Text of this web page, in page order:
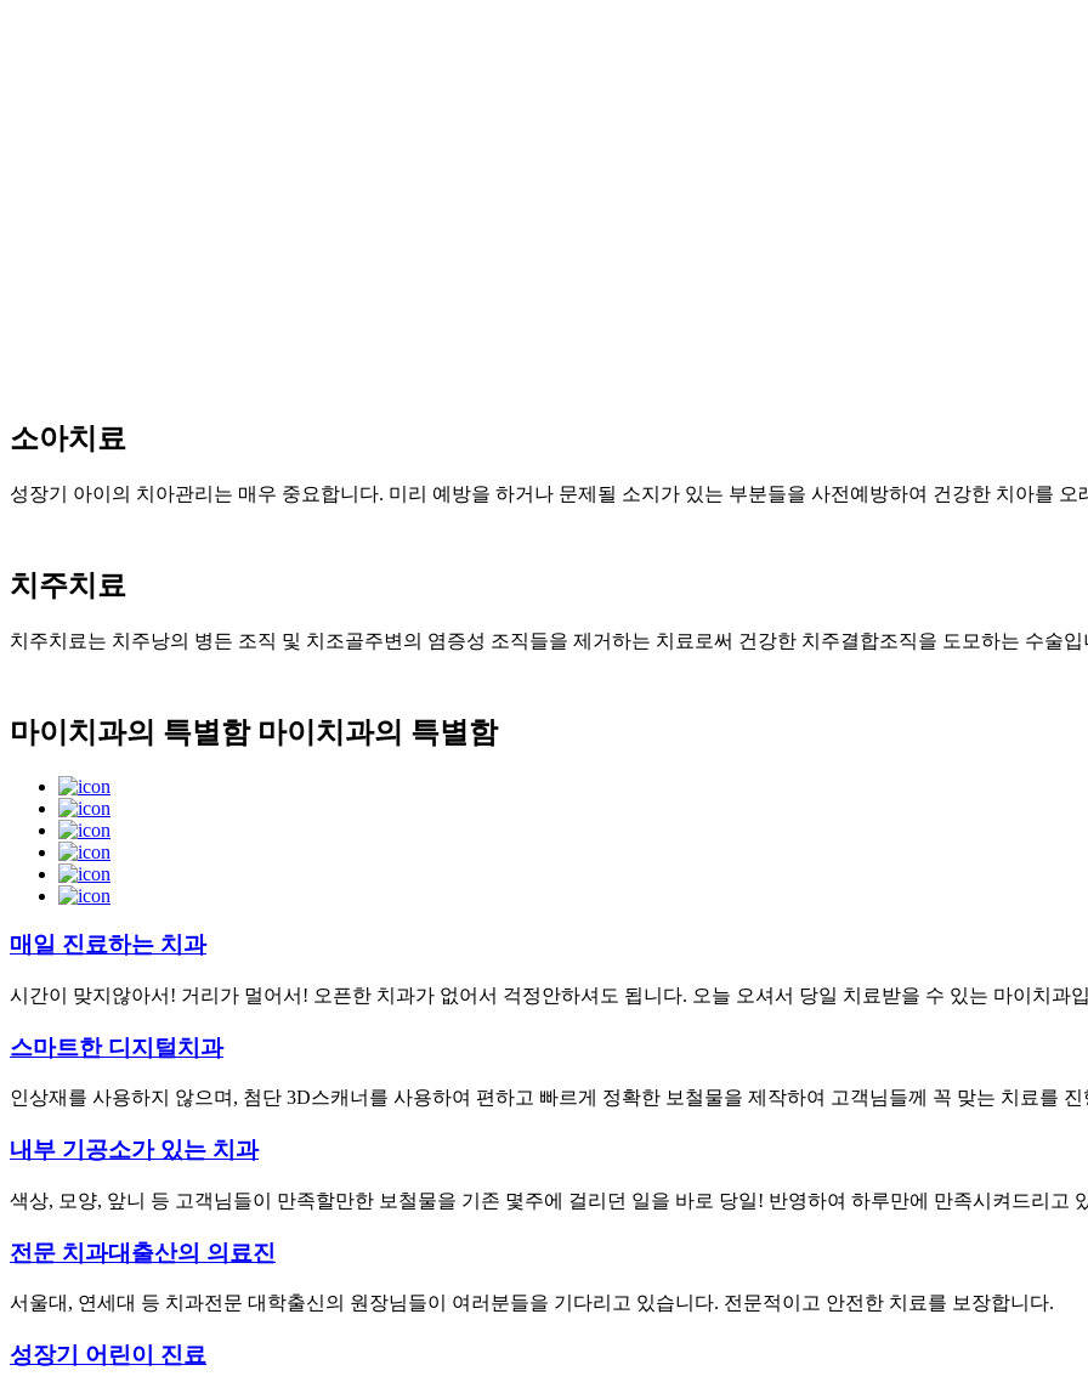
소아치료
성장기 아이의 치아관리는 매우 중요합니다. 미리 예방을 하거나 문제될 소지가 있는 부분들을 사전예방하여 건강한 치아를 오
치주치료
치주치료는 치주낭의 병든 조직 및 치조골주변의 염증성 조직들을 제거하는 치료로써 건강한 치주결합조직을 도모하는 수술입
마이치과의 특별함 마이치과의 특별함
매일 진료하는 치과
시간이 맞지않아서! 거리가 멀어서! 오픈한 치과가 없어서 걱정안하셔도 됩니다. 오늘 오셔서 당일 치료받을 수 있는 마이치과
스마트한 디지털치과
인상재를 사용하지 않으며, 첨단 3D스캐너를 사용하여 편하고 빠르게 정확한 보철물을 제작하여 고객님들께 꼭 맞는 치료를 진
내부 기공소가 있는 치과
색상, 모양, 앞니 등 고객님들이 만족할만한 보철물을 기존 몇주에 걸리던 일을 바로 당일! 반영하여 하루만에 만족시켜드리고
전문 치과대출산의 의료진
서울대, 연세대 등 치과전문 대학출신의 원장님들이 여러분들을 기다리고 있습니다. 전문적이고 안전한 치료를 보장합니다.
성장기 어린이 진료